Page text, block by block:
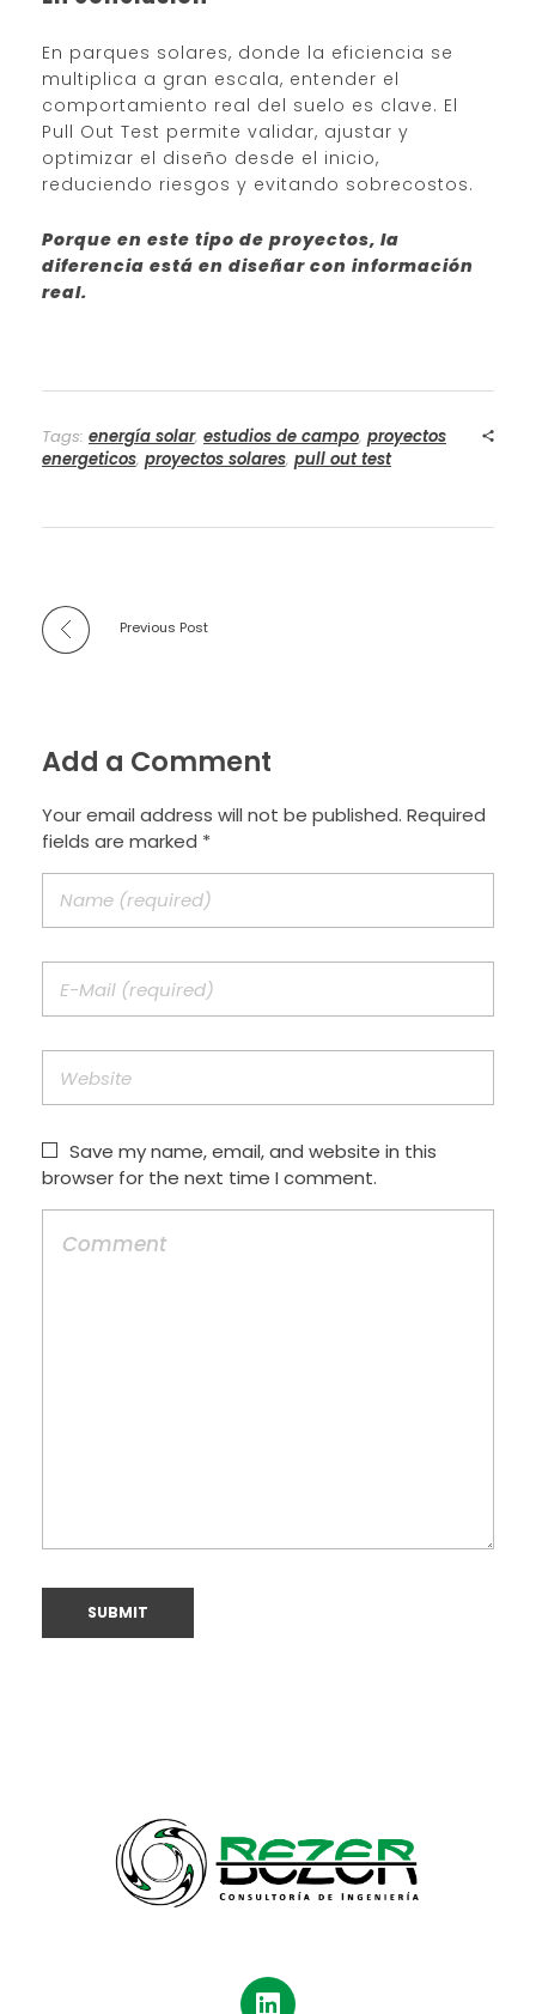
En parques solares, donde la eficiencia se
multiplica a gran escala, entender el
comportamiento real del suelo es clave. El
Pull Out Test permite validar, ajustar y
optimizar el diseño desde el inicio,
reduciendo riesgos y evitando sobrecostos.
Porque en este tipo de proyectos, la
diferencia está en diseñar con información
real.
Tags: energía solar, estudios de campo, proyectos
energeticos, proyectos solares, pull out test
Previous Post
Add a Comment
Your email address will not be published. Required
fields are marked *
Save my name, email, and website in this
browser for the next time I comment.